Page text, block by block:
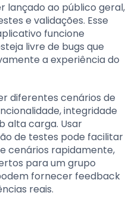
lançado ao público geral,
e validações. Esse
funcione
livre de bugs que
a experiência do
diferentes cenários de
integridade
alta carga. Usar
de testes pode facilitar
cenários rapidamente,
para um grupo
fornecer feedback
reais.